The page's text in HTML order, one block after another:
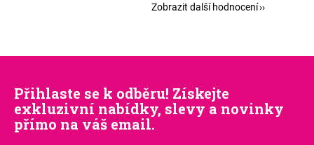
Zobrazit další hodnocení
Přihlaste se k odběru! Získejte
exkluzivní nabídky, slevy a novinky
přímo na váš email.